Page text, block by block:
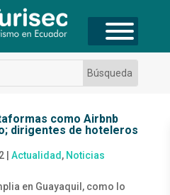
como Airbnb
dirigentes de hoteleros
| Actualidad , Noticias
en Guayaquil, como lo